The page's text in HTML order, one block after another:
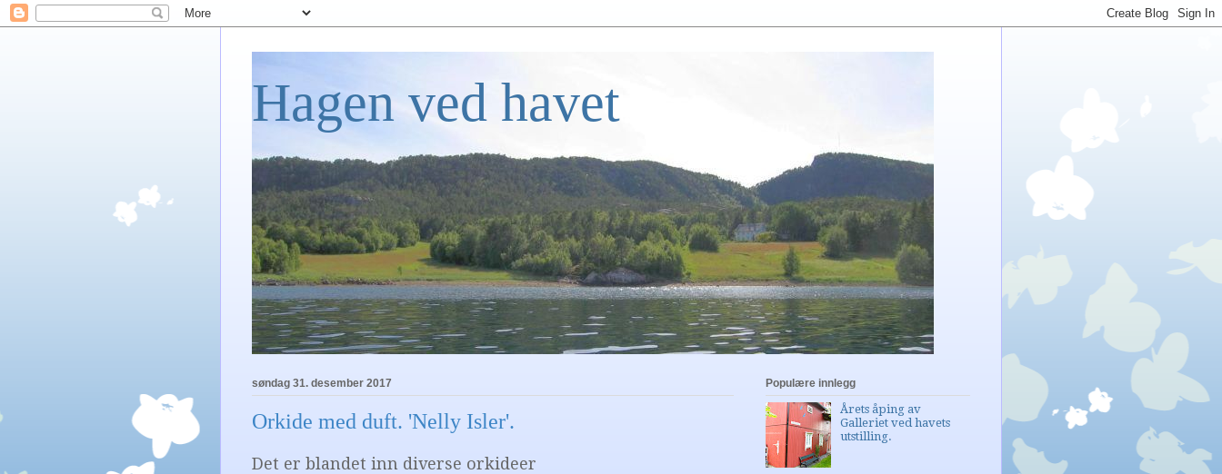
Hagen ved havet
søndag 31. desember 2017
Orkide med duft. 'Nelly Isler'.
Det er blandet inn diverse orkideer
Populære innlegg
Årets åping av
Galleriet ved havets
utstilling.